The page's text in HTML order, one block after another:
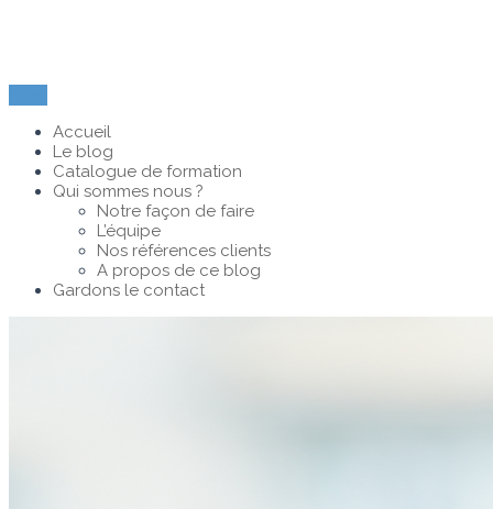
Accueil
Le blog
Catalogue de formation
Qui sommes nous ?
Notre façon de faire
L’équipe
Nos références clients
A propos de ce blog
Gardons le contact